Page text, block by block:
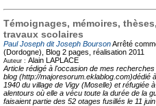
Témoignages, mémoires,
travaux scolaires
Paul Joseph dit Joseph BoursonArrêté
(Dordogne), Blog 2 pages, réalisation 2011
Auteur : Alain LAPLACE
Article rédigé à l'occasion de mes
blog (http://majoresorum.eklablog.com)dédié
1940 du village de Vigy (Moselle) et réfugiée
alentours où elle a vécu toute la durée de la
faisaient partie des 52 otages fusillés le 11 juin